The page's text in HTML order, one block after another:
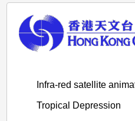
Infra-red satellite
Tropical Depression